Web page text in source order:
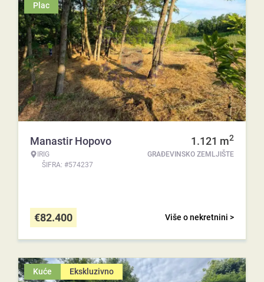
Plac
Manastir Hopovo
IRIG
ŠIFRA: #574237
1.121 m2
GRAĐEVINSKO ZEMLJIŠTE
Više o nekretnini >
€82.400
Kuće Ekskluzivno